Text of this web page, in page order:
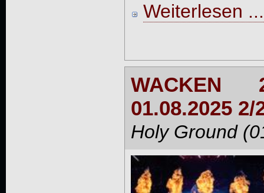
Weiterlesen ...
01.08.2025 2/
Holy Ground